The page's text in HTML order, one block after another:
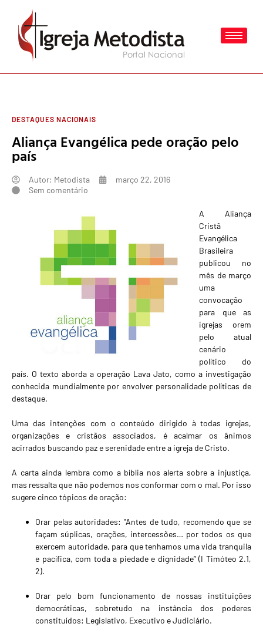
DESTAQUES NACIONAIS
Aliança Evangélica pede oração pelo
país
Autor: Metodista
março 22, 2016
Sem comentário
A Aliança
Cristã
Evangélica
Brasileira
publicou no
mês de março
uma
convocação
para que as
igrejas orem
pelo atual
cenário
político do
país. O texto aborda a operação Lava Jato, como a investigação
conhecida mundialmente por envolver personalidade políticas de
destaque.
Uma das intenções com o conteúdo dirigido à todas igrejas,
organizações e cristãos associados, é acalmar os ânimos
acirrados buscando paz e serenidade entre a igreja de Cristo.
A carta ainda lembra como a bíblia nos alerta sobre a injustiça,
mas ressalta que não podemos nos conformar com o mal. Por isso
sugere cinco tópicos de oração:
Orar pelas autoridades: "Antes de tudo, recomendo que se
façam súplicas, orações, intercessões… por todos os que
exercem autoridade, para que tenhamos uma vida tranquila
e pacífica, com toda a piedade e dignidade” (I Timóteo 2.1,
2).
Orar pelo bom funcionamento de nossas instituições
democráticas, sobretudo na instância dos poderes
constituídos: Legislativo, Executivo e Judiciário.